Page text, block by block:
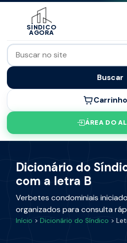
SÍNDICO
AGORA
Buscar
Carrinho
ÁREA DO
Dicionário do
com a letra B
Verbetes condominiais
organizados para consulta
Início > Dicionário do Síndico >